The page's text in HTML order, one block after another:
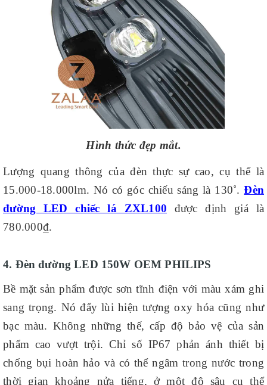
Hình thức đẹp mắt.
Lượng quang thông của đèn thực sự cao, cụ thể là
15.000-18.000lm. Nó có góc chiếu sáng là 130˚.Đèn
đường LED chiếc lá ZXL100 được định giá là
780.000₫.
4. Đèn đường LED 150W OEM PHILIPS
Bề mặt sản phẩm được sơn tĩnh điện với màu xám ghi
sang trọng. Nó đẩy lùi hiện tượng oxy hóa cũng như
bạc màu. Không những thế, cấp độ bảo vệ của sản
phẩm cao vượt trội. Chỉ số IP67 phản ánh thiết bị
chống bụi hoàn hảo và có thể ngâm trong nước trong
thời gian khoảng nửa tiếng, ở một độ sâu cụ thể